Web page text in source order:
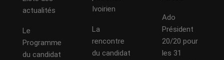
actualités
Le
Programme
du candidat
Ivoirien
La
rencontre
du candidat
Ado
Président
20/20 pour
les 31